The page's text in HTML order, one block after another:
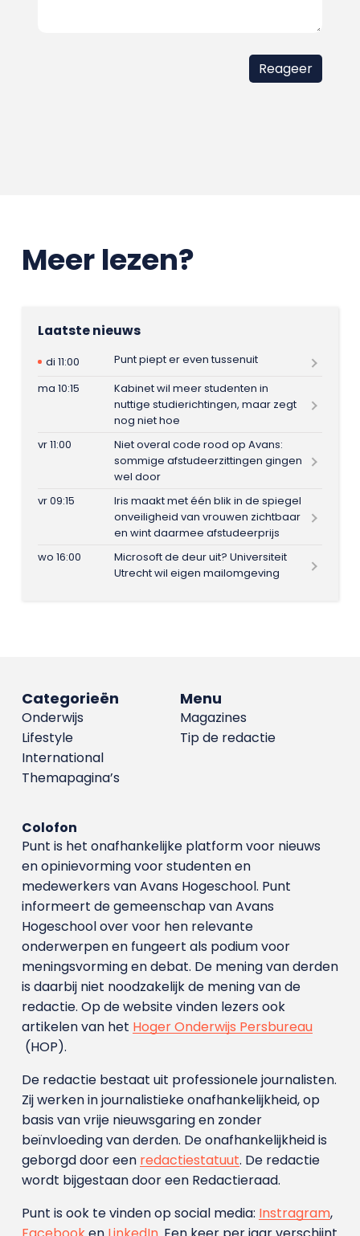
Meer lezen?
Laatste nieuws
di 11:00
Punt piept er even tussenuit
ma 10:15
Kabinet wil meer studenten in
nuttige studierichtingen, maar zegt
nog niet hoe
vr 11:00
Niet overal code rood op Avans:
sommige afstudeerzittingen gingen
wel door
vr 09:15
Iris maakt met één blik in de spiegel
onveiligheid van vrouwen zichtbaar
en wint daarmee afstudeerprijs
wo 16:00
Microsoft de deur uit? Universiteit
Utrecht wil eigen mailomgeving
Menu
Magazines
Tip de redactie
Categorieën
Onderwijs
Lifestyle
International
Themapagina’s
Colofon
Punt is het onafhankelijke platform voor nieuws
en opinievorming voor studenten en
medewerkers van Avans Hoge­school. Punt
informeert de gemeenschap van Avans
Hogeschool over voor hen relevante
onderwerpen en fungeert als podium voor
meningsvorming en debat. De mening van derden
is daarbij niet noodzakelijk de mening van de
redactie. Op de website vinden lezers ook
artikelen van het Hoger Onderwijs Persbureau
(HOP).
De redactie bestaat uit professionele journalisten.
Zij werken in journalistieke onafhankelijkheid, op
basis van vrije nieuwsgaring en zonder
beïnvloeding van derden. De onafhankelijkheid is
geborgd door een redactiestatuut. De redactie
wordt bijgestaan door een Redactieraad.
Punt is ook te vinden op social media: Instragram,